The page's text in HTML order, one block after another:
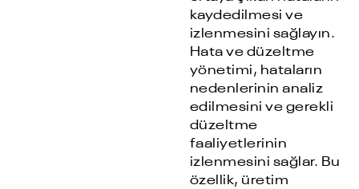
kaydedilmesi ve
izlenmesini sağlayın.
Hata ve düzeltme
yönetimi, hataların
nedenlerinin analiz
edilmesini ve gerekli
düzeltme
faaliyetlerinin
izlenmesini sağlar. Bu
özellik, üretim